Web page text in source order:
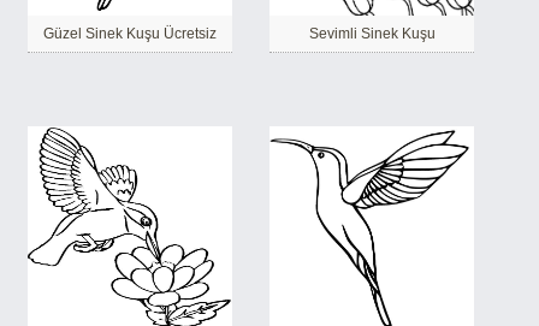
Güzel Sinek Kuşu Ücretsiz Sevimli Sinek Kuşu